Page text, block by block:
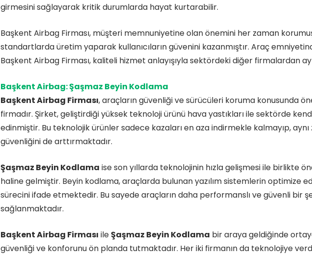
girmesini sağlayarak kritik durumlarda hayat kurtarabilir.
Başkent Airbag Firması, müşteri memnuniyetine olan önemini her zaman
standartlarda üretim yaparak kullanıcıların güvenini kazanmıştır. Araç
Başkent Airbag Firması, kaliteli hizmet anlayışıyla sektördeki diğer firmalardan
Başkent Airbag: Şaşmaz Beyin Kodlama
Başkent Airbag Firması, araçların güvenliği ve sürücüleri koruma konusunda
firmadır. Şirket, geliştirdiği yüksek teknoloji ürünü hava yastıkları ile sektörde
edinmiştir. Bu teknolojik ürünler sadece kazaları en aza indirmekle kalmayıp,
güvenliğini de arttırmaktadır.
Şaşmaz Beyin Kodlama ise son yıllarda teknolojinin hızla gelişmesi ile birlikte
haline gelmiştir. Beyin kodlama, araçlarda bulunan yazılım sistemlerin optimize
sürecini ifade etmektedir. Bu sayede araçların daha performanslı ve güvenli bir
sağlanmaktadır.
Başkent Airbag Firması ileŞaşmaz Beyin Kodlama bir araya geldiğinde
güvenliği ve konforunu ön planda tutmaktadır. Her iki firmanın da teknolojiye